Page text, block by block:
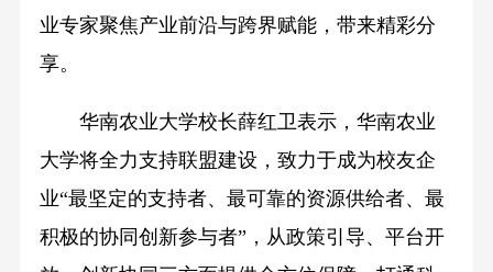
业专家聚焦产业前沿与跨界赋能，带来精彩分
享。
华南农业大学校长薛红卫表示，华南农业
大学将全力支持联盟建设，致力于成为校友企
业“最坚定的支持者、最可靠的资源供给者、最
积极的协同创新参与者”，从政策引导、平台开